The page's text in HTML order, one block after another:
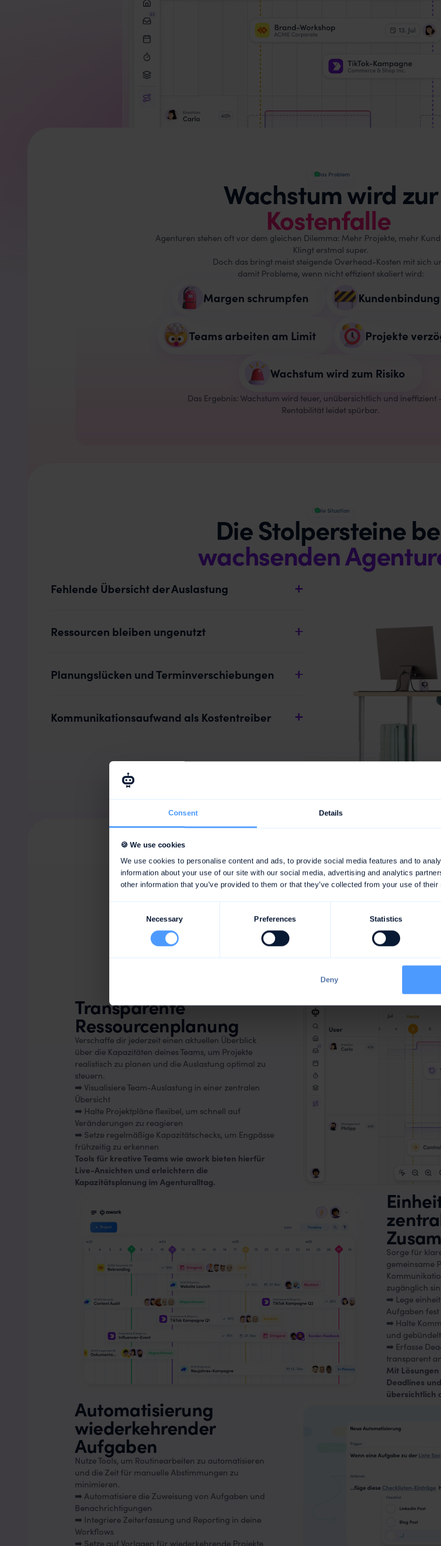
Consent Details
🍪 We use cookies
We use cookies to personalise content and ads, to provide social media features and to
information about your use of our site with our social media, advertising and analytics
other information that you’ve provided to them or that they’ve collected from your use of
Necessary Preferences Statistics
Deny
Das Problem
Wachstum wird zur
Kostenfalle
Agenturen stehen oft vor dem gleichen Dilemma: Mehr Projekte, mehr
Klingt erstmal super.
Doch das bringt meist steigende Overhead-Kosten mit sich
damit Probleme, wenn nicht effizient skaliert wird:
Margen schrumpfen
Teams arbeiten am Limit Projekte
Wachstum wird zum Risiko
Das Ergebnis: Wachstum wird teuer, unübersichtlich und ineffizient
Rentabilität leidet spürbar.
Die Situation
Die Stolpersteine
wachsenden
Fehlende Übersicht der Auslastung
Ressourcen bleiben ungenutzt
Planungslücken und Terminverschiebungen
Kommunikationsaufwand als Kostentreiber
Die Lösung
So geht nachhaltiges
Agenturwachstum
Wachstum muss nicht mit explodierenden Overhead-
einhergehen. Mit diesen
schaffen
Transparente
Ressourcenplanung
Verschaffe dir jederzeit einen aktuellen Überblick
über die Kapazitäten deines Teams, um Projekte
realistisch zu planen und die Auslastung optimal zu
steuern.
➡️ Visualisiere Team-Auslastung in einer zentralen
Übersicht
➡️ Halte Projektpläne flexibel, um schnell auf
Veränderungen zu reagieren
➡️ Setze regelmäßige Kapazitätschecks, um Engpässe
frühzeitig zu erkennen
Tools für kreative Teams wie awork bieten hierfür
Live-Ansichten und erleichtern die
Kapazitätsplanung im Agenturalltag.
Sorge für
gemeinsame
zugänglich
➡️ Lege
Aufgaben fest
➡️ Halte
und gebündelt
➡️ Erfasse
transparent
Mit
Deadlines
übersichtlich
Automatisierung
wiederkehrender
Aufgaben
Nutze Tools, um Routinearbeiten zu automatisieren
und die Zeit für manuelle Abstimmungen zu
minimieren.
➡️ Automatisiere die Zuweisung von Aufgaben und
Benachrichtigungen
➡️ Integriere Zeiterfassung und Reporting in deine
Workflows
➡️ Setze auf Vorlagen für wiederkehrende Projekte